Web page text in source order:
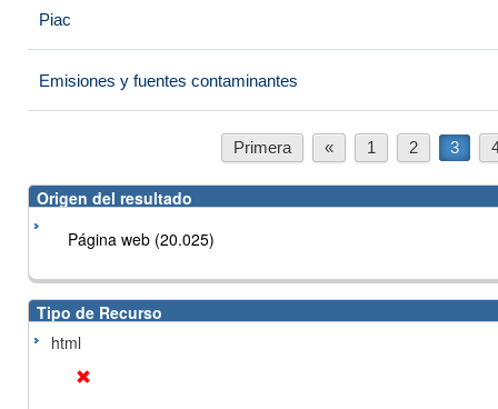
Piac
Emisiones y fuentes contaminantes
Primera « 1 2 3
Origen del resultado
Página web (20.025)
Tipo de Recurso
html